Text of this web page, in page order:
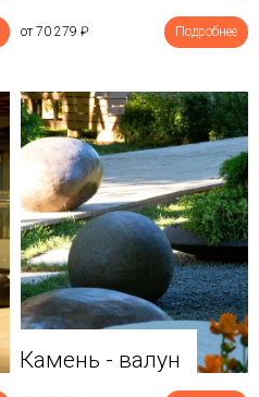
от 70 279 ₽ Подробнее
Камень - валун